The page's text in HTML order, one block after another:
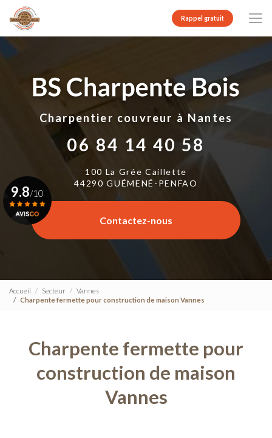
contenu
principal
Rappel gratuit
Charpentier couvreur à Nantes
06 84 14 40 58
100 La Grée Caillette
44290 GUÉMENÉ-PENFAO
Contactez-nous
9.8/10
Voir le certificat
Accueil Secteur
Vannes
Charpente fermette pour construction de maison Vannes
Charpente fermette pour
construction de maison
Vannes